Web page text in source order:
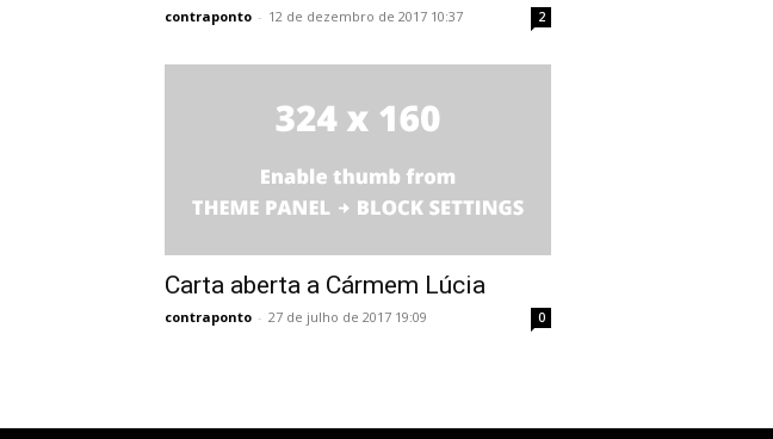
contraponto - 12 de dezembro de 2017 10:37 2
Carta aberta a Cármem Lúcia
contraponto - 27 de julho de 2017 19:09 0